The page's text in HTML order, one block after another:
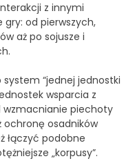
z innymi
od pierwszych,
aż po sojusze i
“jednej jednostki
wsparcia z
wzmacnianie piechoty
ochronę osadników
łączyć podobne
„korpusy”.